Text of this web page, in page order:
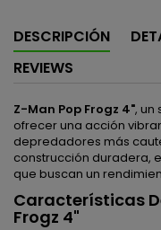
DESCRIPCIÓN
REVIEWS
Z-Man Pop Frogz 4", un
ofrecer una acción
depredadores más
construcción duradera,
que buscan un
Características
Frogz 4"